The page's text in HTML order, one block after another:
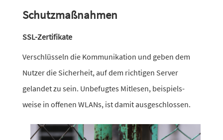
Schutzmaßnahmen
SSL-Zertifikate
Verschlüsseln die Kommunikation und geben dem
Nutzer die Sicherheit, auf dem rich­tigen Server
gelandet zu sein. Unbefugtes Mitlesen, beispiels­
weise in offenen WLANs, ist damit ausgeschlossen.